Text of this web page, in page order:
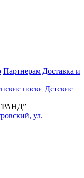
Партнерам Доставка и
носки Детские
, ул.